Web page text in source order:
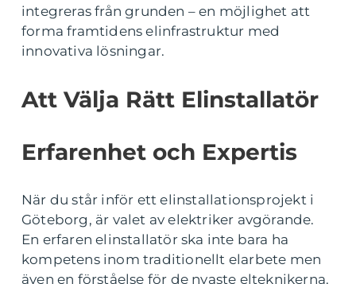
integreras från grunden – en möjlighet att
forma framtidens elinfrastruktur med
innovativa lösningar.
Att Välja Rätt Elinstallatör
Erfarenhet och Expertis
När du står inför ett elinstallationsprojekt i
Göteborg, är valet av elektriker avgörande.
En erfaren elinstallatör ska inte bara ha
kompetens inom traditionellt elarbete men
även en förståelse för de nyaste elteknikerna.